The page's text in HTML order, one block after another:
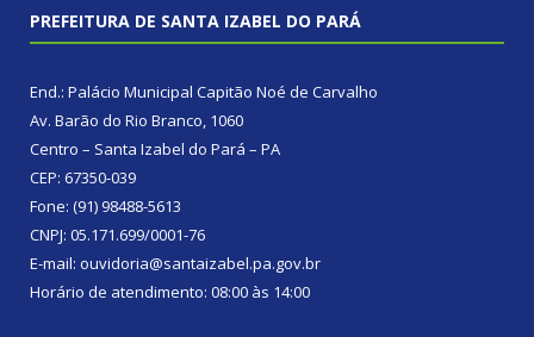
PREFEITURA DE SANTA IZABEL DO PARÁ
End.: Palácio Municipal Capitão Noé de Carvalho
Av. Barão do Rio Branco, 1060
Centro – Santa Izabel do Pará – PA
CEP: 67350-039
Fone: (91) 98488-5613
CNPJ: 05.171.699/0001-76
E-mail: ouvidoria@santaizabel.pa.gov.br
Horário de atendimento: 08:00 às 14:00